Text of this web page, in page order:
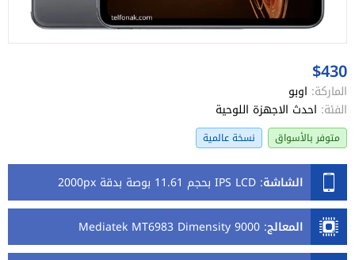
$430
الماركة: اوبو
الفئة: احدث الاجهزة اللوحية
متوفر بالأسواق نسخة عالمية
الشاشة: IPS LCD بحجم 11.61 بوصة بدقة 2000px
المعالج:
Mediatek MT6983 Dimensity 9000